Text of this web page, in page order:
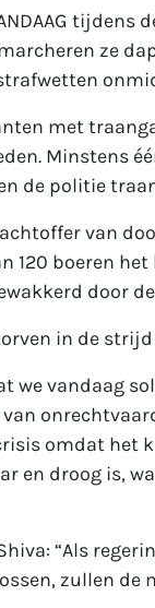
tijdens
ze
met
Minstens
de politie
van
120 boeren
door
in de
we vandaag
omdat het
en droog is,
“Als
zullen de